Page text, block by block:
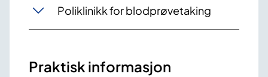
Poliklinikk for blodprøvetaking
Praktisk informasjon